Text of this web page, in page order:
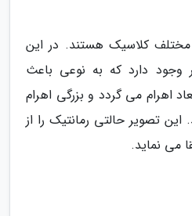
مختلف کلاسیک هستند. در این
دارد که به نوعی باعث
اهرام می گردد و بزرگی اهرام
تصویر حالتی رمانتیک را از
می نماید.